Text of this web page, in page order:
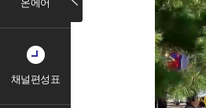
온에어
채널편성표